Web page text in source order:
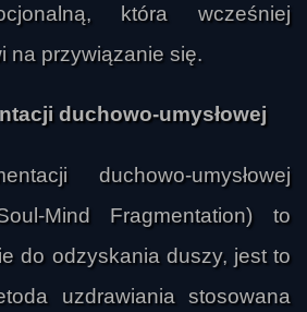
która wcześniej
na przywiązanie się.
duchowo-umysłowej
duchowo-umysłowej
Mind Fragmentation) to
do odzyskania duszy, jest to
uzdrawiania stosowana